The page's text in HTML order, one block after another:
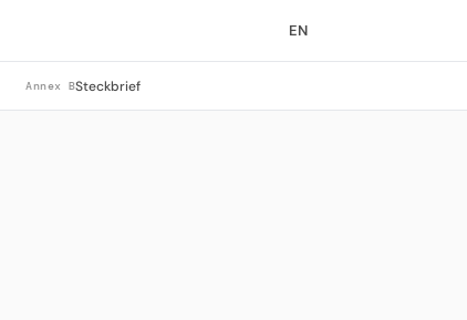
EN
Annex BSteckbrief